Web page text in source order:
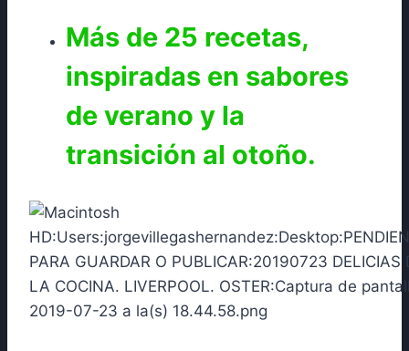
Más de 25 recetas,
inspiradas en sabores
de verano y la
transición al otoño.